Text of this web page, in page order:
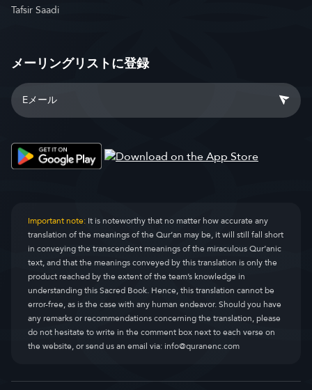
Tafsir Saadi
メーリングリストに登録
Important note:It is noteworthy that no matter how accurate any
translation of the meanings of the Qur’an may be, it will still fall short
in conveying the transcendent meanings of the miraculous Qur’anic
text, and that the meanings conveyed by this translation is only the
product reached by the extent of the team’s knowledge in
understanding this Sacred Book. Hence, this translation cannot be
error-free, as is the case with any human endeavor. Should you have
any remarks or recommendations concerning the translation, please
do not hesitate to write in the comment box next to each verse on
the website, or send us an email via:info@quranenc.com